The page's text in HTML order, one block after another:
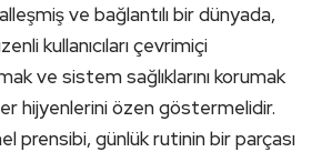
ve bağlantılı bir dünyada,
kullanıcıları çevrimiçi
ve sistem sağlıklarını korumak
hijyenlerini özen göstermelidir.
prensibi, günlük rutinin bir parçası